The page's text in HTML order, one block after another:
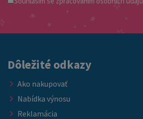
Dôležité odkazy
Ako nakupovať
Nabídka výnosu
Reklamácia